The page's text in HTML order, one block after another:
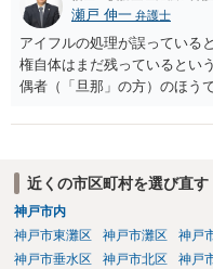
と。）に違反しています。監
処分申請、不退去罪が成立す
す。ご参考にしてください。
瀬戸 伸一 弁護士
アイフルの処理が誤っている
権自体はまだ残っているとい
偶者（「旦那」の方）のほう
援用という方法も取れる可能
せない事情もあるかもしれな
いかもしれません。 配偶者
務を相談者様が相続するとい
てからの方法もありますが）
て相談にいくようにお話して
近くの市区町村を選び直す
神戸市内
神戸市東灘区
神戸市灘区 神戸
神戸市垂水区
神戸市北区 神戸